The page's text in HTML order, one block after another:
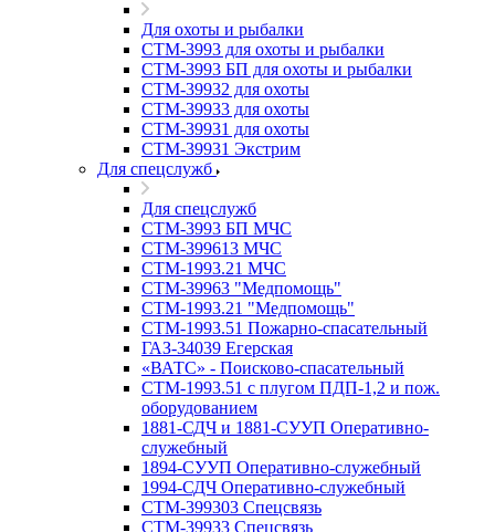
Для охоты и рыбалки
СТМ-3993 для охоты и рыбалки
СТМ-3993 БП для охоты и рыбалки
СТМ-39932 для охоты
СТМ-39933 для охоты
СТМ-39931 для охоты
СТМ-39931 Экстрим
Для спецслужб
Для спецслужб
СТМ-3993 БП МЧС
СТМ-399613 МЧС
СТМ-1993.21 МЧС
СТМ-39963 "Медпомощь"
СТМ-1993.21 "Медпомощь"
СТМ-1993.51 Пожарно-спасательный
ГАЗ-34039 Егерская
«ВАТС» - Поисково-спасательный
СТМ-1993.51 с плугом ПДП-1,2 и пож.
оборудованием
1881-СДЧ и 1881-СУУП Оперативно-
служебный
1894-СУУП Оперативно-служебный
1994-СДЧ Оперативно-служебный
СТМ-399303 Спецсвязь
СТМ-39933 Спецсвязь